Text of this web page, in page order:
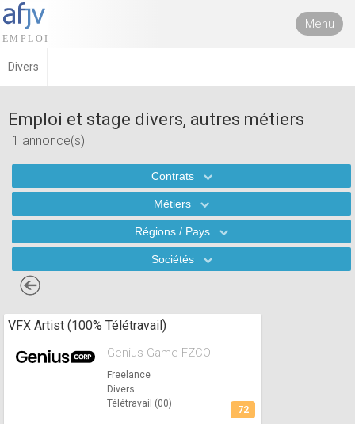
Menu
Divers
Emploi et stage divers, autres métiers
1 annonce(s)
Contrats
Métiers
Régions / Pays
Sociétés
Freelance
VFX Artist (100% Télétravail)
Genius Game FZCO
Divers
Télétravail (00)
72